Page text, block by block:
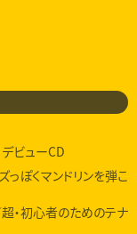
ビューCD
ぽくマンドリンを弾こ
初心者のためのテナ